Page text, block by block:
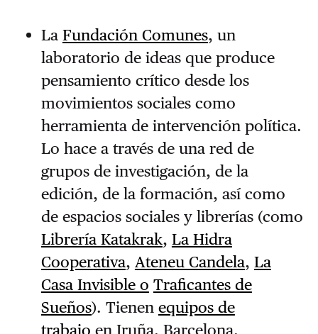
La Fundación Comunes, un
laboratorio de ideas que produce
pensamiento crítico desde los
movimientos sociales como
herramienta de intervención política.
Lo hace a través de una red de
grupos de investigación, de la
edición, de la formación, así como
de espacios sociales y librerías (como
Librería Katakrak, La Hidra
Cooperativa, Ateneu Candela, La
Casa Invisible o Traficantes de
Sueños). Tienen equipos de
trabajo en Iruña, Barcelona,